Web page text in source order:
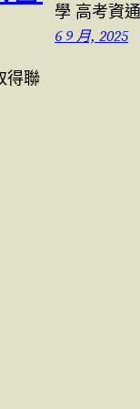
得聯
學 高考資
6 9 月, 2025